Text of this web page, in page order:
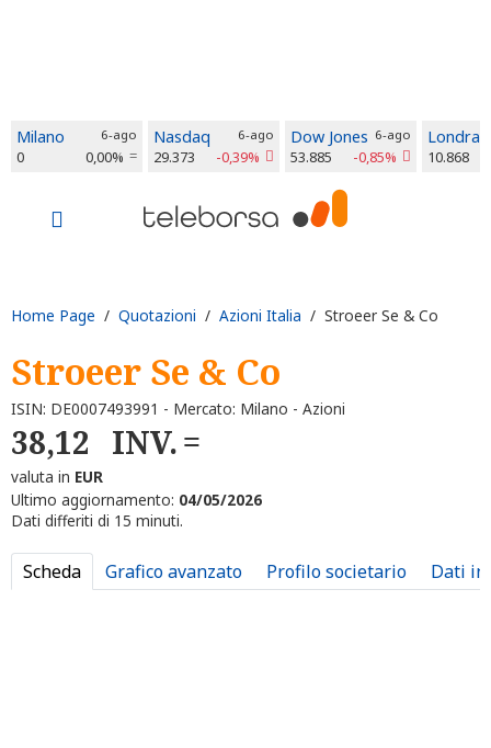
Milano 6-ago
0 0,00%
Nasdaq 6-ago
29.373 -0,39%
Dow Jones 6-ago
53.885 -0,85%
Londra
10.868
Home Page / Quotazioni / Azioni Italia / Stroeer Se & Co
Stroeer Se & Co
ISIN: DE0007493991 - Mercato: Milano - Azioni
38,12 INV.
valuta in EUR
Ultimo aggiornamento: 04/05/2026
Dati differiti di 15 minuti.
Scheda Grafico avanzato Profilo societario Dati